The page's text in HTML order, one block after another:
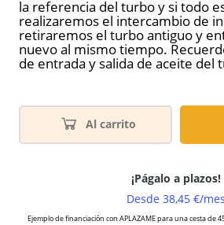
la referencia del turbo y si todo
realizaremos el intercambio de
retiraremos el turbo antiguo y
nuevo al mismo tiempo.
de entrada y salida de aceite del
Al carrito